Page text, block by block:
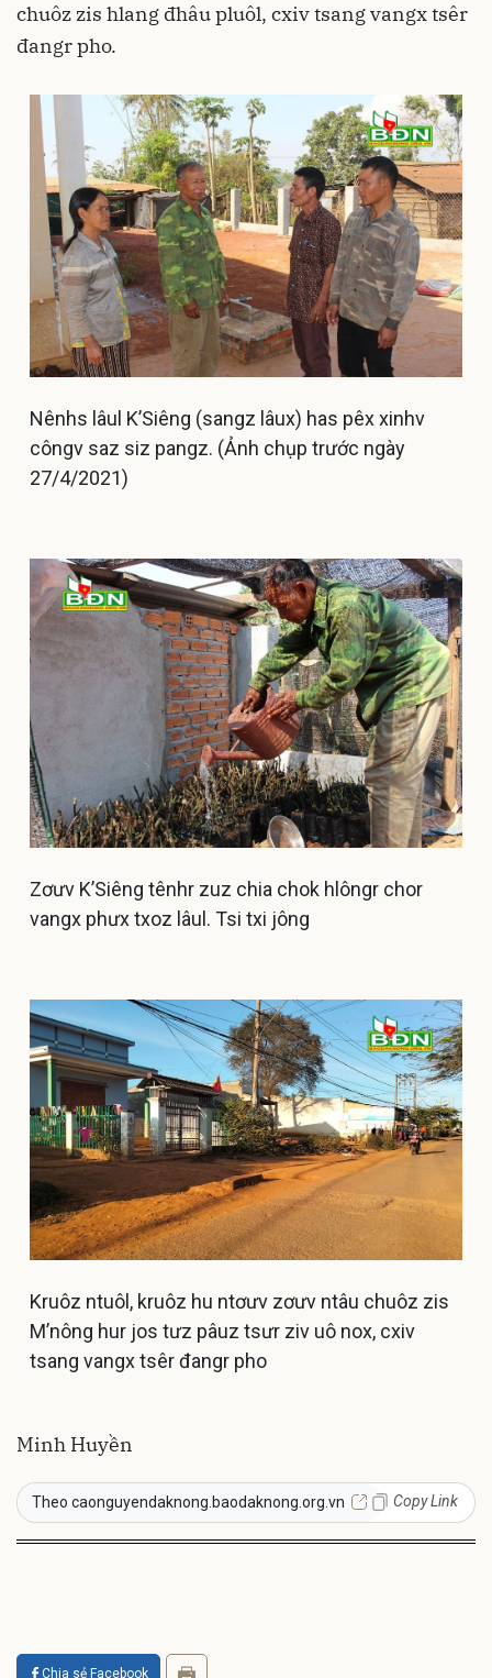
chuôz zis hlang đhâu pluôl, cxiv tsang vangx tsêr
đangr pho.
Nênhs lâul K’Siêng (sangz lâux) has pêx xinhv
côngv saz siz pangz. (Ảnh chụp trước ngày
27/4/2021)
Zơưv K’Siêng tênhr zuz chia chok hlôngr chor
vangx phưx txoz lâul. Tsi txi jông
Kruôz ntuôl, kruôz hu ntơưv zơưv ntâu chuôz zis
M’nông hur jos tưz pâuz tsưr ziv uô nox, cxiv
tsang vangx tsêr đangr pho
Minh Huyền
Theo caonguyendaknong.baodaknong.org.vn Copy Link
Chia sẻ Facebook